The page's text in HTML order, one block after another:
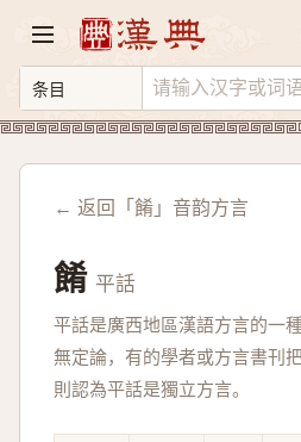
← 返回「餚」音韵方言
餚 平話
平話是廣西地區漢語方言的一
無定論，有的學者或方言書刊
則認為平話是獨立方言。